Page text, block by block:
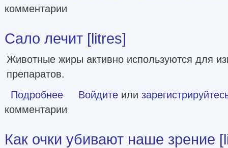
комментарии
Сало лечит [litres]
Животные жиры активно используются для
препаратов.
Подробнее о Сало лечит [litres]
Войдите или
комментарии
Как очки убивают наше зрение